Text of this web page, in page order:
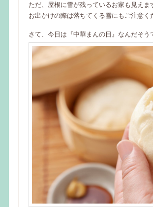
ただ、屋根に雪が残っているお家も見えま
お出かけの際は落ちてくる雪にもご注意く
さて、今日は『中華まんの日』なんだそう